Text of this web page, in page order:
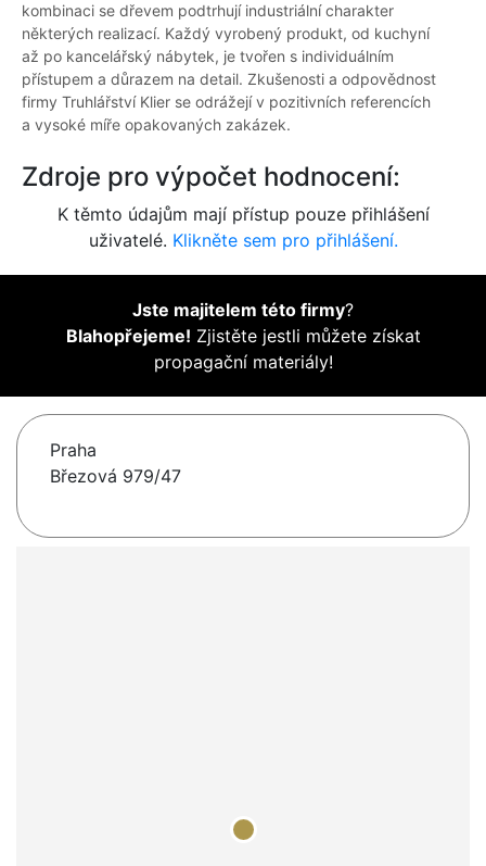
kombinaci se dřevem podtrhují industriální charakter
některých realizací. Každý vyrobený produkt, od kuchyní
až po kancelářský nábytek, je tvořen s individuálním
přístupem a důrazem na detail. Zkušenosti a odpovědnost
firmy Truhlářství Klier se odrážejí v pozitivních referencích
a vysoké míře opakovaných zakázek.
Zdroje pro výpočet hodnocení:
K těmto údajům mají přístup pouze přihlášení
uživatelé. Klikněte sem pro přihlášení.
Jste majitelem této firmy?
Blahopřejeme! Zjistěte jestli můžete získat
propagační materiály!
Praha
Březová 979/47